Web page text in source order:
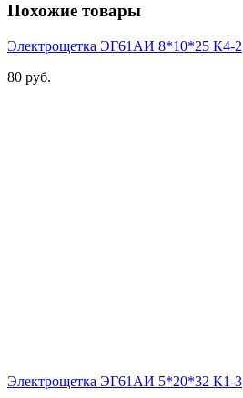
Похожие товары
Электрощетка ЭГ61АИ 8*10*25 К4-2
80 руб.
Электрощетка ЭГ61АИ 5*20*32 К1-3